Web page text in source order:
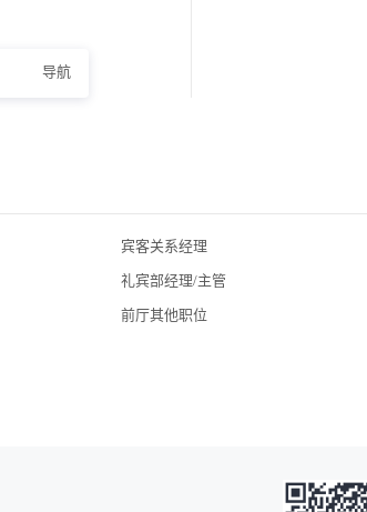
导航
宾客关系经理
礼宾部经理/主管
前厅其他职位